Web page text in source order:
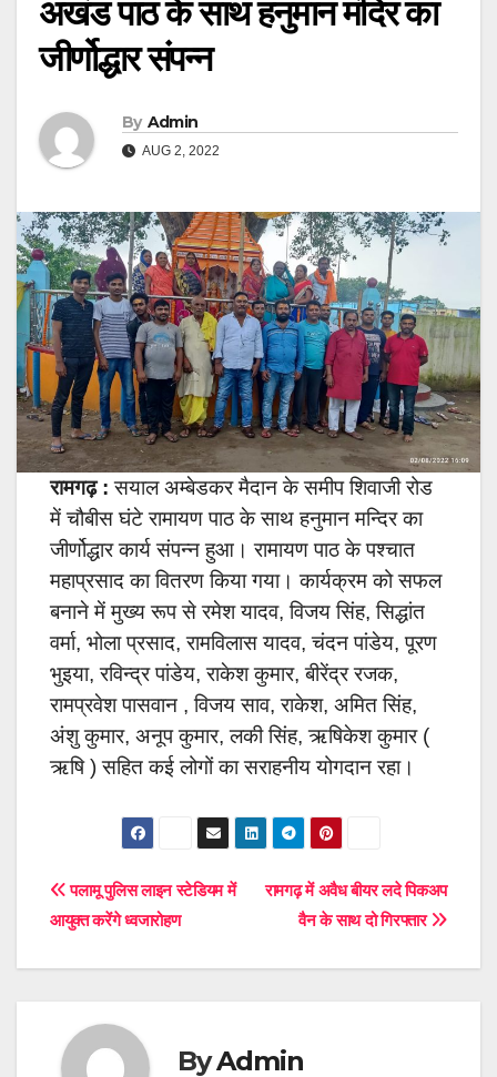
अखंड पाठ के साथ हनुमान मंदिर का
जीर्णोद्धार संपन्न
By Admin
AUG 2, 2022
रामगढ़ : सयाल अम्बेडकर मैदान के समीप शिवाजी रोड
में चौबीस घंटे रामायण पाठ के साथ हनुमान मन्दिर का
जीर्णोद्धार कार्य संपन्न हुआ। रामायण पाठ के पश्चात
महाप्रसाद का वितरण किया गया। कार्यक्रम को सफल
बनाने में मुख्य रूप से रमेश यादव, विजय सिंह, सिद्धांत
वर्मा, भोला प्रसाद, रामविलास यादव, चंदन पांडेय, पूरण
भुइया, रविन्द्र पांडेय, राकेश कुमार, बीरेंद्र रजक,
रामप्रवेश पासवान , विजय साव, राकेश, अमित सिंह,
अंशु कुमार, अनूप कुमार, लकी सिंह, ऋषिकेश कुमार (
ऋषि ) सहित कई लोगों का सराहनीय योगदान रहा।
Post
navigation
रामगढ़ में अवैध बीयर लदे पिकअप
वैन के साथ दो गिरफ्तार
पलामू पुलिस लाइन स्टेडियम में
आयुक्त करेंगे ध्वजारोहण
ByAdmin